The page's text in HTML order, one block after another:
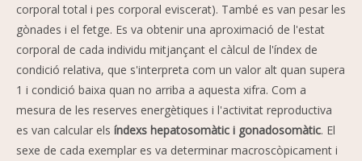
corporal total i pes corporal eviscerat). També es van pesar les
gònades i el fetge. Es va obtenir una aproximació de l'estat
corporal de cada individu mitjançant el càlcul de l'índex de
condició relativa, que s'interpreta com un valor alt quan supera
1 i condició baixa quan no arriba a aquesta xifra. Com a
mesura de les reserves energètiques i l'activitat reproductiva
es van calcular els índexs hepatosomàtic i gonadosomàtic. El
sexe de cada exemplar es va determinar macroscòpicament i